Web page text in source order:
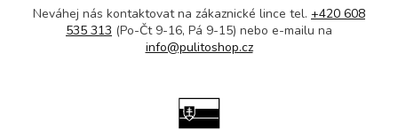
Neváhej nás kontaktovat na zákaznické lince tel. +420 608
535 313 (Po-Čt 9-16, Pá 9-15) nebo e-mailu na
info@pulitoshop.cz